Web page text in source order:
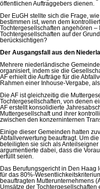
öffentlichen Auftraggebers dienen.
Der EuGH stellte sich die Frage,
bestimmen ist, wenn dem
Tochtergesellschaften angehören
Tochtergesellschaften auf der
berücksichtigen?
Der Ausgangsfall aus den
Mehrere niederländische
organisiert, indem sie die
AF erhielt die Aufträge für die
Rahmen einer Inhouse-Vergabe,
Die AF ist gleichzeitig die
Tochtergesellschaften, von denen
AF erstellt konsolidierte
Muttergesellschaft und ihrer
zwischen den konzerninternen
Einige dieser Gemeinden hatten
Abfallverwertung beauftragt. Um
beteiligten sie sich als
argumentierte dabei, dass die
erfüllt seien.
Das Berufungsgericht in Den Haag
für das 80%-
beauftragten Mutterunternehmens
Umsätze der